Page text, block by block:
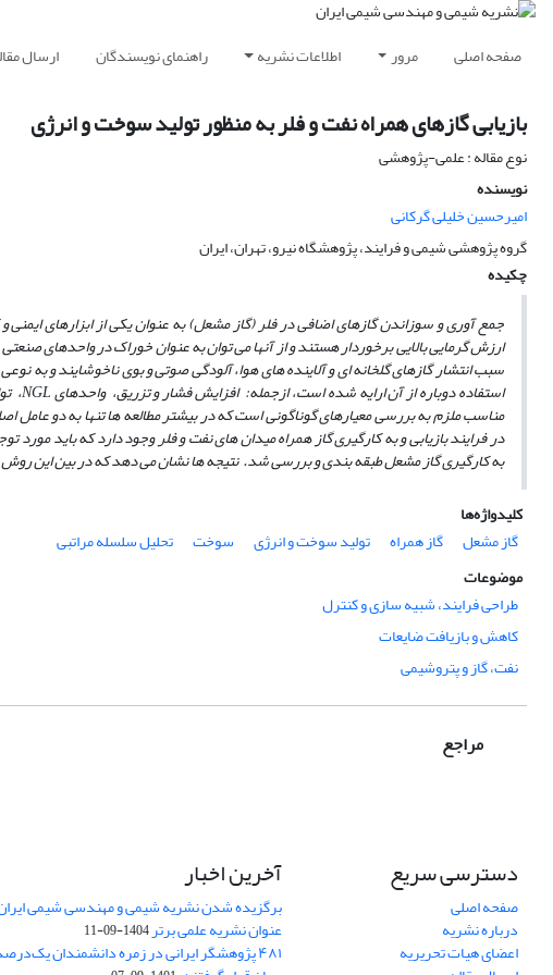
صفحه اصلی مرور اطلاعات نشریه راهنمای نویسندگان ارسال
بازیابی گازهای همراه نفت و فلر به منظور تولید سوخت و انرژی
نوع مقاله : علمی-پژوهشی
نویسنده
امیرحسین خلیلی گرکانی
گروه پژوهشی شیمی و فرایند، پژوهشگاه نیرو، تهران، ایران
چکیده
جمع آوری و سوزاندن گازهای اضافی در فلر (گاز مشعل) به عنوان یکی از ابزارهای
ارزش گرمایی بالایی برخوردار هستند و از آنها میتوان به عنوان خوراک در واحدهای
سبب انتشار گازهای گلخانهای و آلاینده­های هوا، آلودگی صوتی و بوی ناخوشایند و به نوعی
استفاده دوباره از آن ارایهشده است، ازجمله: افزایش فشار و تزریق، واحدهایNGL،
مناسب ملزم به بررسی معیارهای گوناگونی است که در بیش­تر مطالعه ­ها تنها به دو
در فرایند بازیابی و به­ کارگیری گاز همراه میدان­ های نفت و فلر وجود دارد که باید مورد
به ­کارگیری گاز مشعل طبقه­ بندی و بررسی شد. نتیجه­ ها نشان می ­دهد که در بین این روش
کلیدواژه‌ها
گاز مشعل
گاز همراه تولید سوخت و انرژی سوخت
تحلیل سلسله مراتبی
موضوعات
طراحی فرایند، شبیه سازی و کنترل
کاهش و بازیافت ضایعات
نفت، گاز و پتروشیمی
مراجع
دسترسی سریع
صفحه اصلی
درباره نشریه
اعضای هیات تحریریه
آخرین اخبار
برگزیده شدن نشریه شیمی و مهندسی شیمی
عنوان نشریه علمی برتر1404-09-11
۴۸۱ پژوهشگر ایرانی در زمره دانشمندان